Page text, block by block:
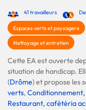
41 travailleurs
Espaces verts et paysagers
Nettoyage et entretien
Cette EA est ouverte
situation de handicap.
(Drôme) et propose les
verts, Conditionnement,
Restaurant, cafétéria